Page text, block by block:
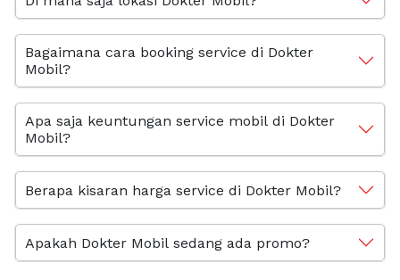
Bagaimana cara booking service di Dokter
Mobil?
Apa saja keuntungan service mobil di Dokter
Mobil?
Berapa kisaran harga service di Dokter Mobil?
Apakah Dokter Mobil sedang ada promo?